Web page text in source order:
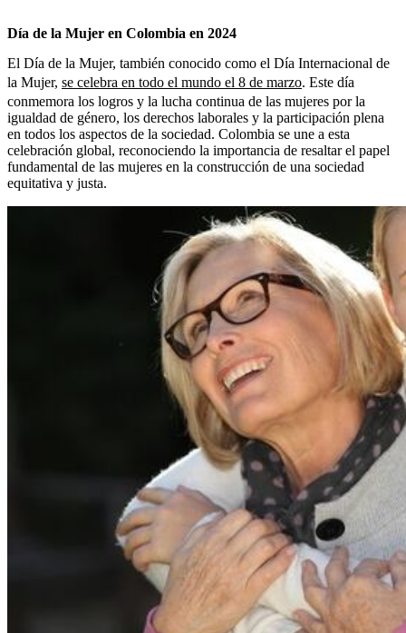
Día de la Mujer en Colombia en 2024
El Día de la Mujer, también conocido como el Día Internacional de
la Mujer, se celebra en todo el mundo el 8 de marzo. Este día
conmemora los logros y la lucha continua de las mujeres por la
igualdad de género, los derechos laborales y la participación plena
en todos los aspectos de la sociedad. Colombia se une a esta
celebración global, reconociendo la importancia de resaltar el papel
fundamental de las mujeres en la construcción de una sociedad
equitativa y justa.